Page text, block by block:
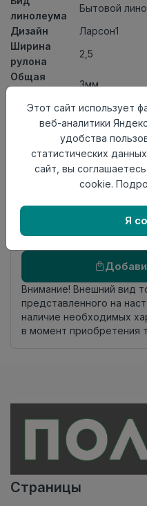
линолеума
Бытовой
Дизайн
Ларсон1
Ширина
рулона
2,5
Общая
3мм
Толщина
защитного
0,20мм
АктуальностьСнят с
Страна
происхождения
Россия
Осталось8.6 пог. м
Внимание! Внешний вид
представленного на
наличие необходимых
в момент приобретения
Страницы
Этот сайт использует
веб-аналитики
удобства
статистических
сайт, вы
cookie.
Я